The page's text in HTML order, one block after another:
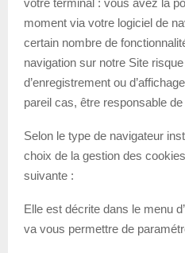
moment via votre logiciel de
certain nombre de
navigation sur notre Site
d’enregistrement ou
pareil cas, être responsable
Selon le type de navigateur
choix de la gestion des
suivante :
Elle est décrite dans le menu
va vous permettre de